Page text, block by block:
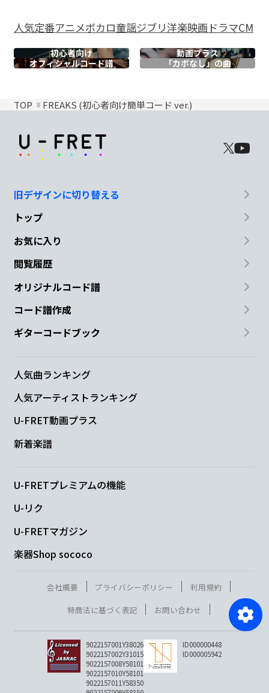
人気定番アニメボカロ童謡ジブリ洋楽映画ドラマCM
初心者向け
動画プラス
オフィシャルコード譜 「カポなし」の曲
TOP FREAKS (初心者向け簡単コード ver.)
旧デザインに切り替える
トップ
お気に入り
閲覧履歴
オリジナルコード譜
コード譜作成
ギターコードブック
人気曲ランキング
人気アーティストランキング
U-FRET動画プラス
新着楽譜
U-FRETプレミアムの機能
U-リク
U-FRETマガジン
楽器Shop sococo
会社概要 プライバシーポリシー
利用規約
特商法に基づく表記
お問い合わせ
9022157001Y38026
9022157002Y31015
9022157008Y58101
9022157010Y58101
9022157011Y58350
ID000000448
ID000005942